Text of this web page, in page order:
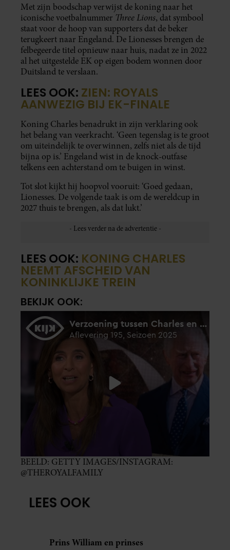
Met zijn boodschap verwijst de koning naar het
iconische voetbalnummer Three Lions, dat symbool
staat voor de hoop van supporters dat de beker
terugkeert naar Engeland. De Lionesses brengen de
felbegeerde titel opnieuw naar huis, nadat ze in 2022
al het uitgestelde EK op eigen bodem wonnen door
Duitsland te verslaan.
LEES OOK: ZIEN: ROYALS
AANWEZIG BIJ EK-FINALE
Koning Charles benadrukt in zijn verklaring ook
het belang van veerkracht. ‘Geen tegenslag is te groot
om uiteindelijk te overwinnen, zelfs niet als de tijd
bijna op is.’ Engeland wist in de knock-outfase
telkens een achterstand om te buigen in winst.
Tot slot kijkt hij hoopvol vooruit: ‘Goed gedaan,
Lionesses. De volgende taak is om de wereldcup in
2027 thuis te brengen, als dat lukt.’
LEES OOK: KONING CHARLES
NEEMT AFSCHEID VAN
KONINKLIJKE TREIN
BEKIJK OOK:
BEELD: GETTY IMAGES/INSTAGRAM:
@THEROYALFAMILY
LEES OOK
Prins William en prinses